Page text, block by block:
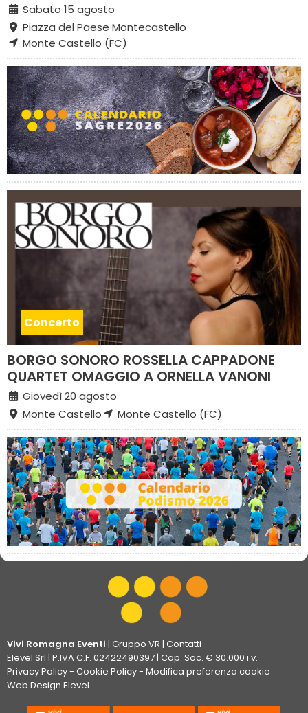
Sabato 15 agosto
Piazza del Paese Montecastello
Monte Castello (FC)
Concerto
BORGO SONORO ROSSELLA CAPPADONE
QUARTET OMAGGIO A ORNELLA VANONI
Giovedì 20 agosto
Monte Castello
Monte Castello (FC)
Vivi Romagna Eventi | Gruppo VR | Contatti
Elevel Srl | P.IVA C.F. 02422490397 | Cap. Soc. € 30.000 i.v.
Privacy Policy- Cookie Policy- Modifica preferenza cookie
Web Design Elevel